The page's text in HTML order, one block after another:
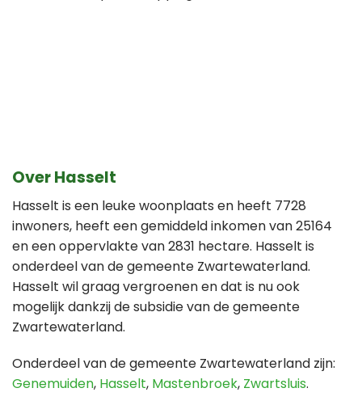
Over Hasselt
Hasselt is een leuke woonplaats en heeft 7728
inwoners, heeft een gemiddeld inkomen van 25164
en een oppervlakte van 2831 hectare. Hasselt is
onderdeel van de gemeente Zwartewaterland.
Hasselt wil graag vergroenen en dat is nu ook
mogelijk dankzij de subsidie van de gemeente
Zwartewaterland.
Onderdeel van de gemeente Zwartewaterland zijn:
Genemuiden, Hasselt, Mastenbroek, Zwartsluis.